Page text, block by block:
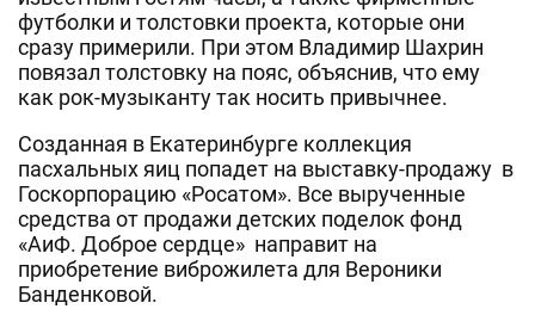
футболки и толстовки проекта, которые они
сразу примерили. При этом Владимир Шахрин
повязал толстовку на пояс, объяснив, что ему
как рок-музыканту так носить привычнее.
Созданная в Екатеринбурге коллекция
пасхальных яиц попадет на выставку-продажу в
Госкорпорацию «Росатом». Все вырученные
средства от продажи детских поделок фонд
«АиФ. Доброе сердце» направит на
приобретение виброжилета для Вероники
Банденковой.